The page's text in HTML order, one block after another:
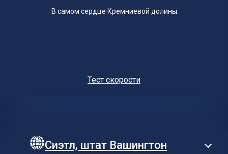
В самом сердце Кремниевой долины.
Тест скорости
Сиэтл, штат Вашингтон